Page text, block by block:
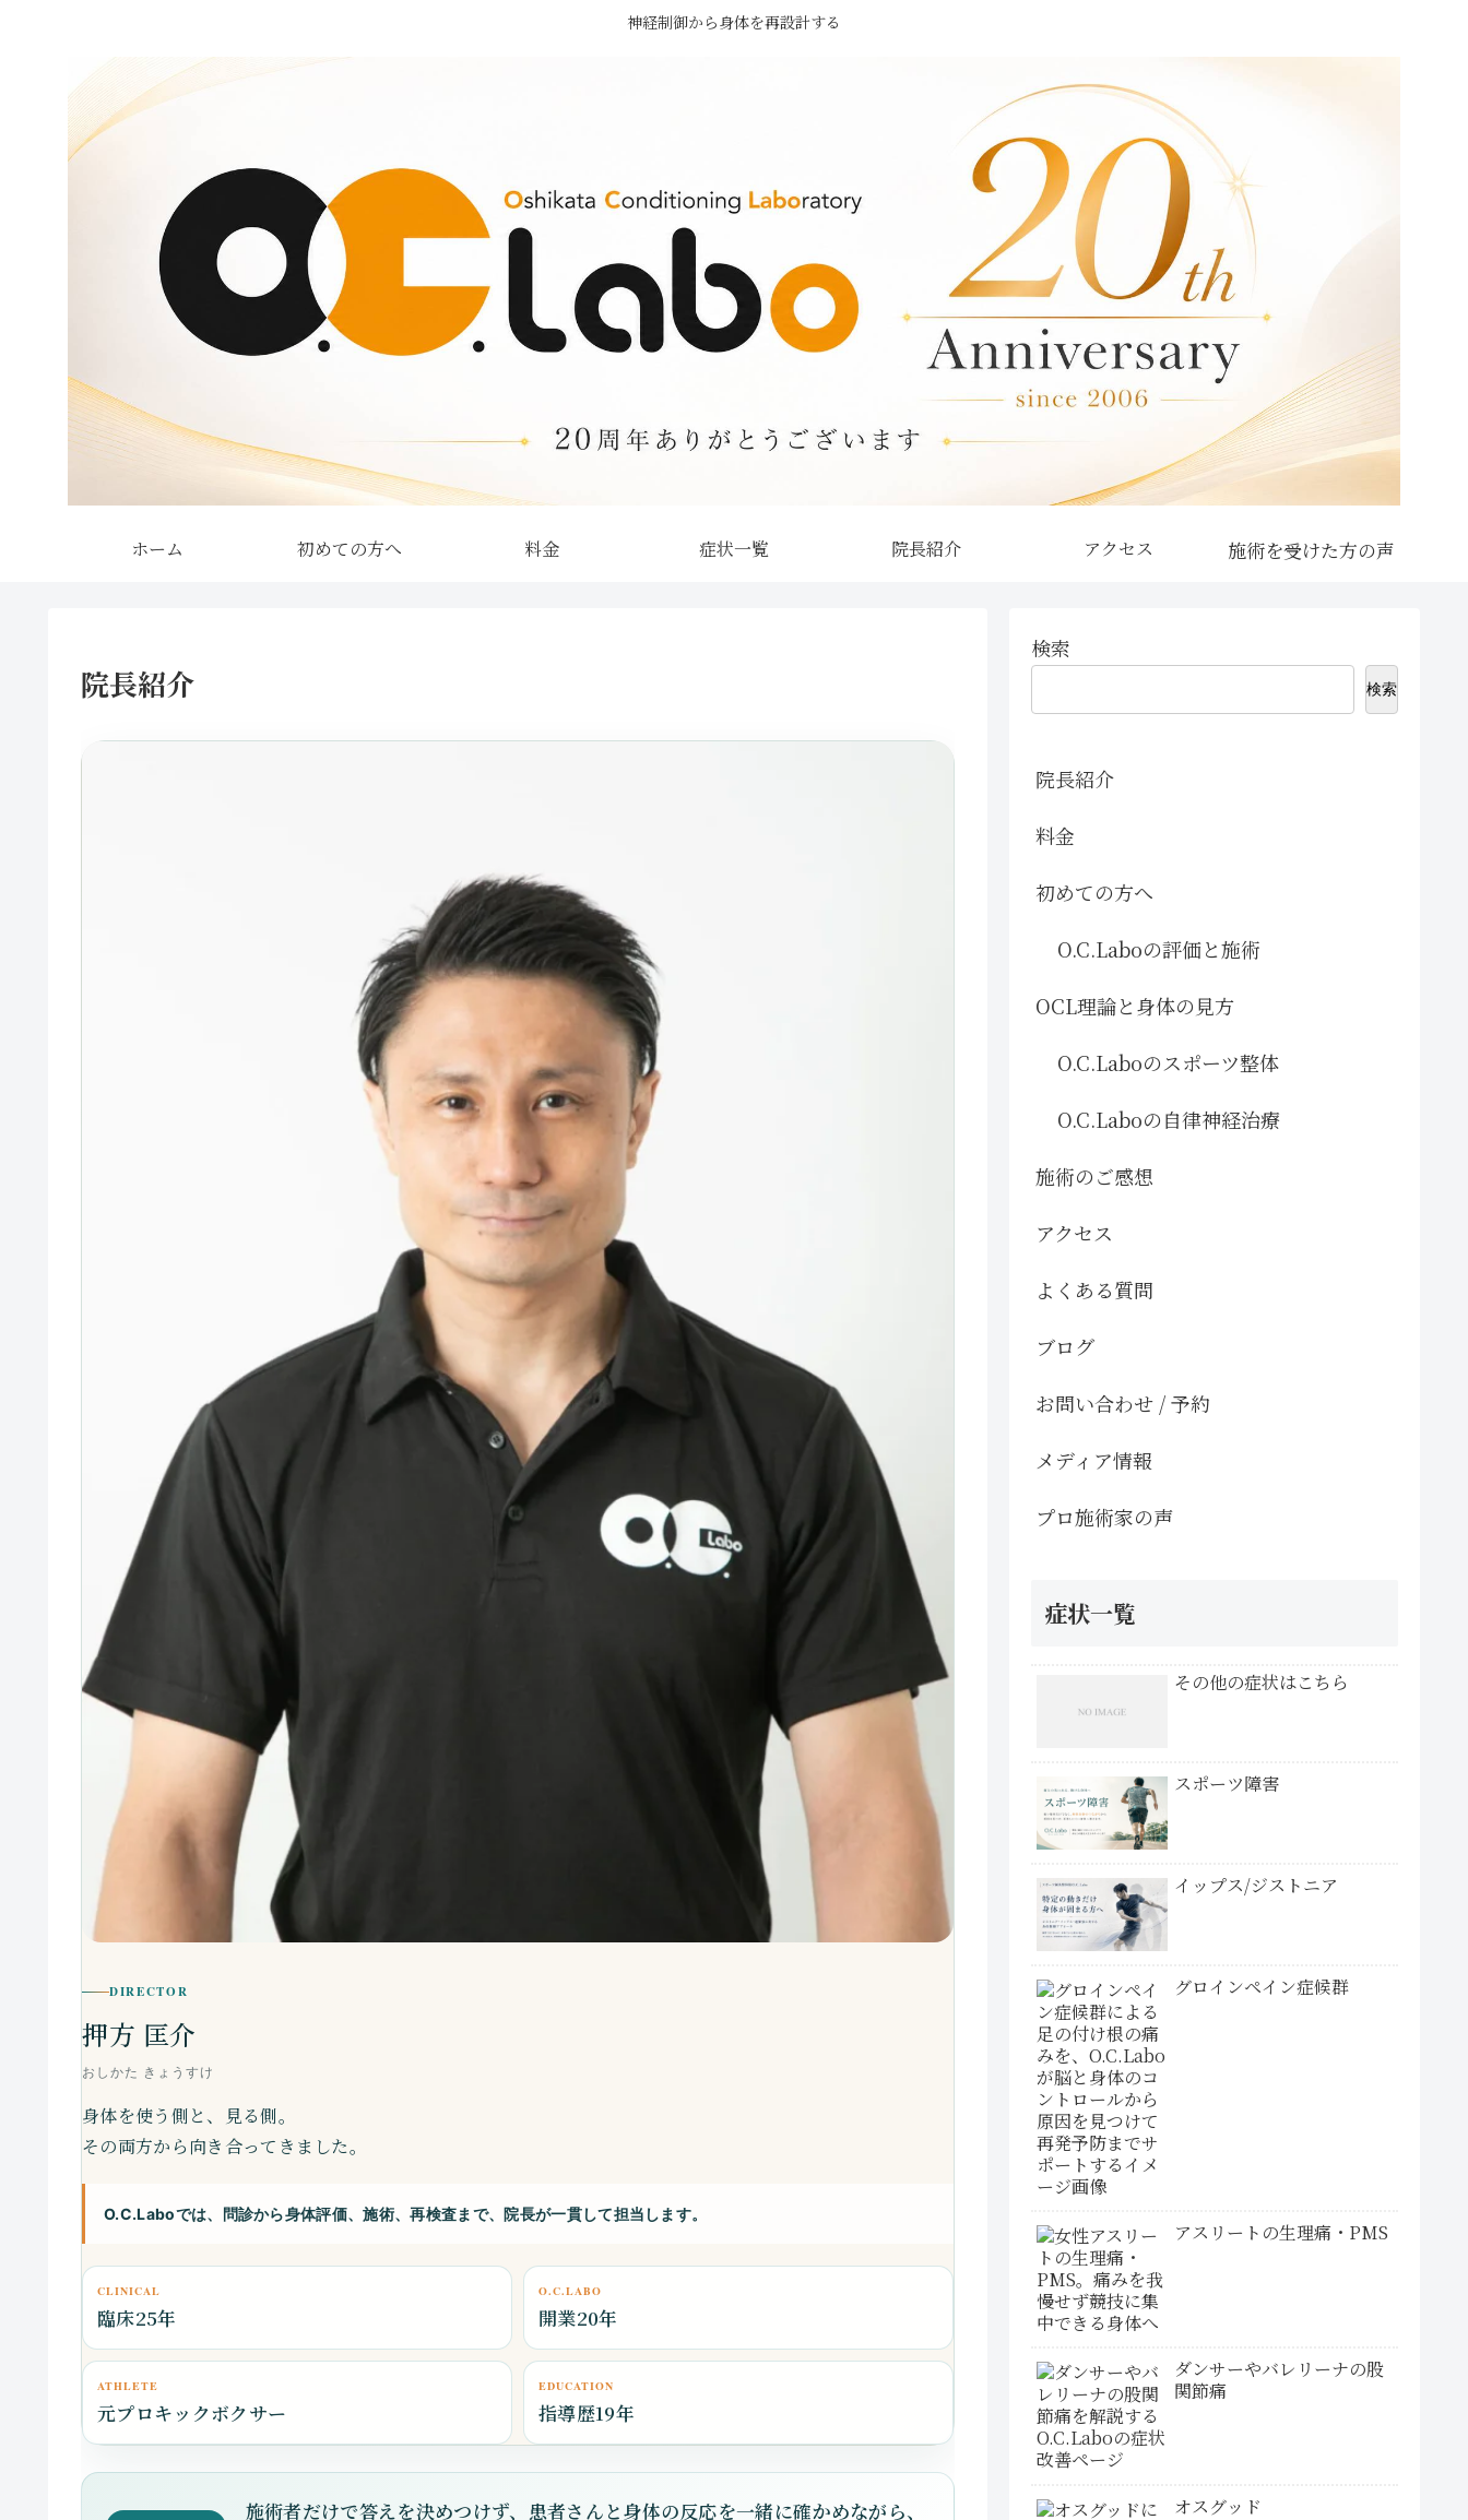
神経制御から身体を再設計する
ホーム 初めての方へ 料金 症状一覧 院長紹介 アクセス
院長紹介
DIRECTOR
押方 匡介
おしかた きょうすけ
身体を使う側と、見る側。
その両方から向き合ってきました。
O.C.Laboでは、問診から身体評価、施術、再検査まで、院長が一貫して担当します。
CLINICAL
臨床25年
O.C.LABO
開業20年
ATHLETE
元プロキックボクサー
EDUCATION
指導歴19年
施術者だけで答えを決めつけず、患者さんと身体の反応を一緒に確かめながら、
検索
検索
院長紹介
料金
初めての方へ
O.C.Laboの評価と施術
OCL理論と身体の見方
O.C.Laboのスポーツ整体
O.C.Laboの自律神経治療
施術のご感想
アクセス
よくある質問
ブログ
お問い合わせ / 予約
メディア情報
プロ施術家の声
症状一覧
その他の症状はこちら
スポーツ障害
イップス/ジストニア
グロインペイン症候群
アスリートの生理痛・PMS
ダンサーやバレリーナの股
関節痛
オスグッド